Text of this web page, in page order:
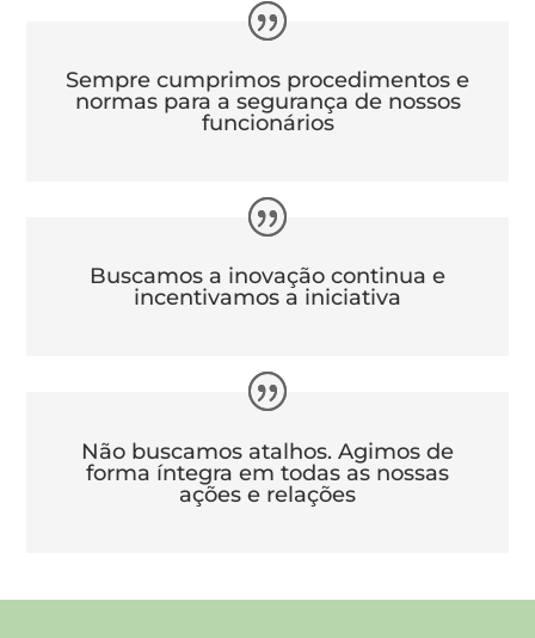
Sempre cumprimos procedimentos e
normas para a segurança de nossos
funcionários
Buscamos a inovação continua e
incentivamos a iniciativa
Não buscamos atalhos. Agimos de
forma íntegra em todas as nossas
ações e relações